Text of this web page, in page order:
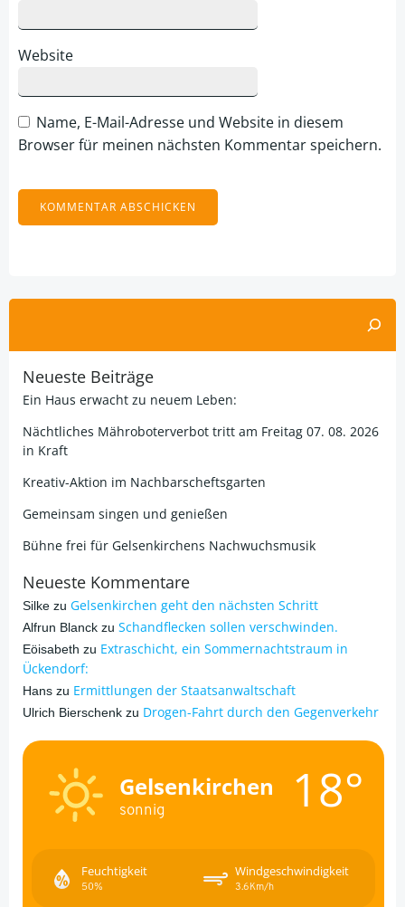
Website
Name, E-Mail-Adresse und Website in diesem
Browser für meinen nächsten Kommentar speichern.
Neueste Beiträge
Ein Haus erwacht zu neuem Leben:
Nächtliches Mähroboterverbot tritt am Freitag 07. 08. 2026
in Kraft
Kreativ-Aktion im Nachbarscheftsgarten
Gemeinsam singen und genießen
Bühne frei für Gelsenkirchens Nachwuchsmusik
Neueste Kommentare
Silke zu Gelsenkirchen geht den nächsten Schritt
Alfrun Blanck zu Schandflecken sollen verschwinden.
Eöisabeth zu Extraschicht, ein Sommernachtstraum in
Ückendorf:
Hans zu Ermittlungen der Staatsanwaltschaft
Ulrich Bierschenk zu Drogen-Fahrt durch den Gegenverkehr
Gelsenkirchen
sonnig 18°
Feuchtigkeit
50%
Windgeschwindigkeit
3.6Km/h